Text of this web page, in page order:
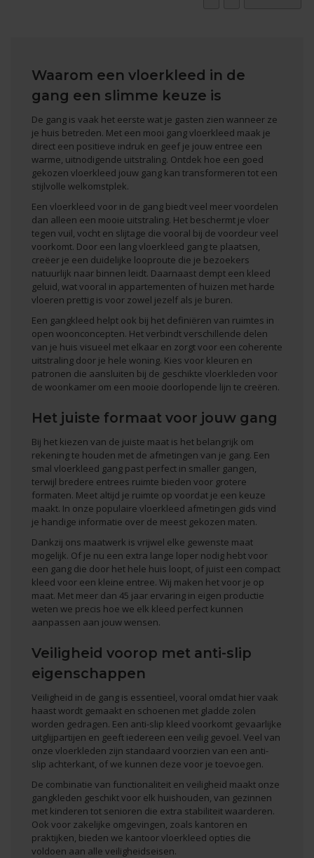
Waarom een vloerkleed in de
gang een slimme keuze is
De gang is vaak het eerste wat je gasten zien wanneer ze
je huis betreden. Met een mooi gang vloerkleed maak je
direct een positieve indruk en geef je jouw entree een
warme, uitnodigende uitstraling. Ontdek hoe een goed
gekozen vloerkleed jouw gang kan transformeren tot een
stijlvolle welkomstplek.
Een vloerkleed voor in de gang biedt veel meer voordelen
dan alleen een mooie uitstraling. Het beschermt je vloer
tegen vuil, vocht en slijtage die vooral bij de voordeur veel
voorkomt. Door een lang vloerkleed gang te plaatsen,
creëer je een duidelijke looproute die je bezoekers
natuurlijk naar binnen leidt. Daarnaast dempt een kleed
geluid, wat vooral in appartementen of huizen met harde
vloeren prettig is voor zowel jezelf als je buren.
Een gangkleed helpt ook bij het definiëren van ruimtes in
open woonconcepten. Het verbindt verschillende delen
van je huis visueel met elkaar en zorgt voor een coherente
uitstraling door je hele woning. Kies voor kleuren en
patronen die aansluiten bij de geschikte vloerkleden voor
de woonkamer om een mooie doorlopende lijn te creëren.
Het juiste formaat voor jouw gang
Bij het kiezen van de juiste maat is het belangrijk om
rekening te houden met de afmetingen van je gang. Een
smal vloerkleed gang past perfect in smaller gangen,
terwijl bredere entrees ruimte bieden voor grotere
formaten. Meet altijd je ruimte op voordat je een keuze
maakt. In onze populaire vloerkleed afmetingen gids vind
je handige informatie over de meest gekozen maten.
Dankzij ons maatwerk is vrijwel elke gewenste maat
mogelijk. Of je nu een extra lange loper nodig hebt voor
een gang die door het hele huis loopt, of juist een compact
kleed voor een kleine entree. Wij maken het voor je op
maat. Met meer dan 45 jaar ervaring in eigen productie
weten we precis hoe we elk kleed perfect kunnen
aanpassen aan jouw wensen.
Veiligheid voorop met anti-slip
eigenschappen
Veiligheid in de gang is essentieel, vooral omdat hier vaak
haast wordt gemaakt en schoenen met gladde zolen
worden gedragen. Een anti-slip kleed voorkomt gevaarlijke
uitglijpartijen en geeft iedereen een veilig gevoel. Veel van
onze vloerkleden zijn standaard voorzien van een anti-
slip achterkant, of we kunnen deze voor je toevoegen.
De combinatie van functionaliteit en veiligheid maakt onze
gangkleden geschikt voor elk huishouden, van gezinnen
met kinderen tot senioren die extra stabiliteit waarderen.
Ook voor zakelijke omgevingen, zoals kantoren en
praktijken, bieden we kantoor vloerkleed opties die
voldoen aan alle veiligheidseisen.